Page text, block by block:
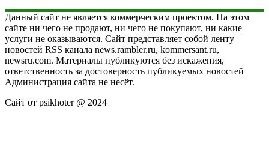
Данный сайт не является коммерческим проектом. На этом
сайте ни чего не продают, ни чего не покупают, ни какие
услуги не оказываются. Сайт представляет собой ленту
новостей RSS канала news.rambler.ru, kommersant.ru,
newsru.com. Материалы публикуются без искажения,
ответственность за достоверность публикуемых новостей
Администрация сайта не несёт.
Сайт от psikhoter @ 2024